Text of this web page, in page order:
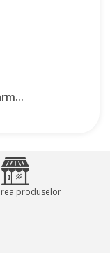
și un spațiu
permițând
funerară atât în
De
și respectarea
noastre din
și durabilă
produselor